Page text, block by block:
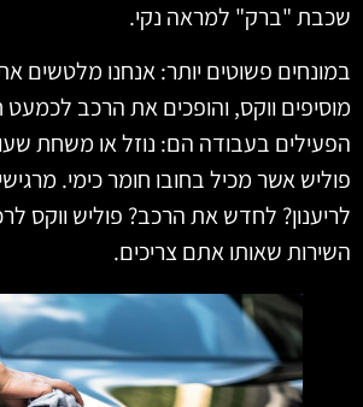
"ברק" למראה נקי.
פשוטים יותר: אנחנו מלטשים את
ווקס, והופכים את הרכב לכמעט
בעבודה הם: נוזל או משחת שעווה
אשר מכיל בחובו חומר כימי. מרגישים
לחדש את הרכב? פוליש ווקס לרכב
שאותו אתם צריכים.